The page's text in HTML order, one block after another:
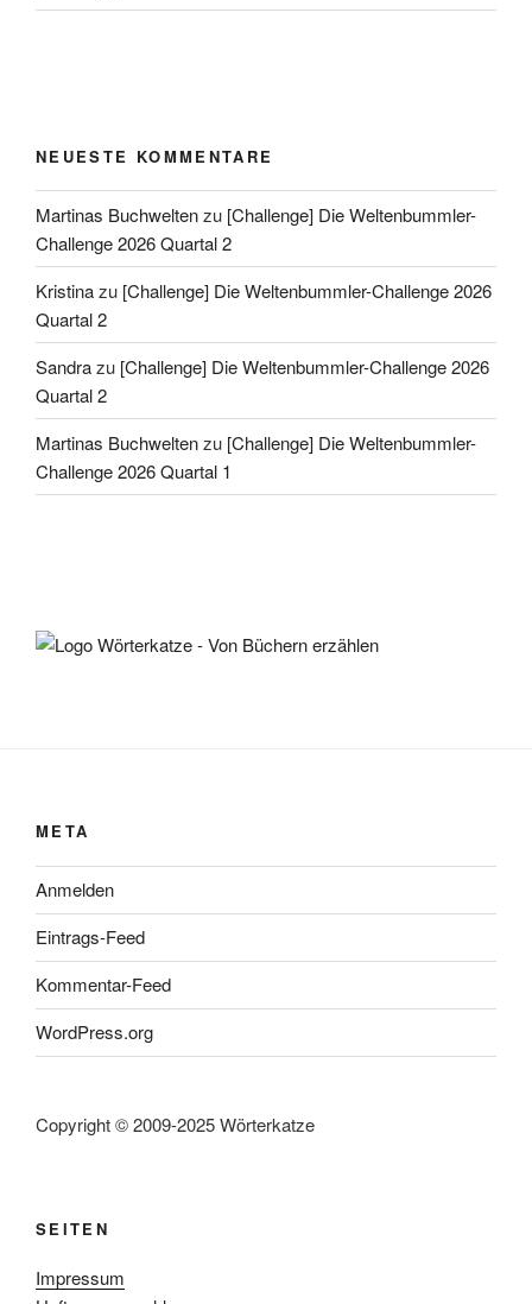
NEUESTE KOMMENTARE
Martinas Buchweltenzu [Challenge] Die Weltenbummler-
Challenge 2026 Quartal 2
Kristinazu [Challenge] Die Weltenbummler-Challenge 2026
Quartal 2
Sandrazu [Challenge] Die Weltenbummler-Challenge 2026
Quartal 2
Martinas Buchweltenzu [Challenge] Die Weltenbummler-
Challenge 2026 Quartal 1
META
Anmelden
Eintrags-Feed
Kommentar-Feed
WordPress.org
Copyright © 2009-2025 Wörterkatze
SEITEN
Impressum